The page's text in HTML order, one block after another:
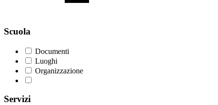
Scuola
Documenti
Luoghi
Organizzazione
Servizi